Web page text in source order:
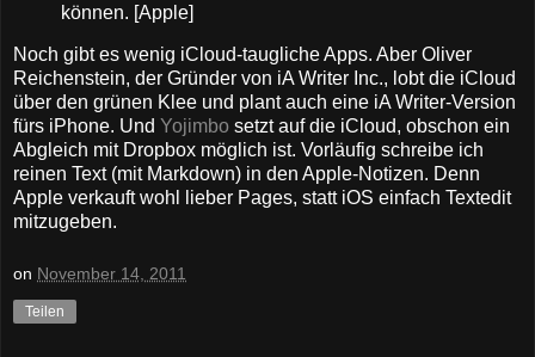
können. [Apple]
Noch gibt es wenig iCloud-taugliche Apps. Aber Oliver
Reichenstein, der Gründer von iA Writer Inc., lobt die iCloud
über den grünen Klee und plant auch eine iA Writer-Version
fürs iPhone. Und Yojimbo setzt auf die iCloud, obschon ein
Abgleich mit Dropbox möglich ist. Vorläufig schreibe ich
reinen Text (mit Markdown) in den Apple-Notizen. Denn
Apple verkauft wohl lieber Pages, statt iOS einfach Textedit
mitzugeben.
on November 14, 2011
Teilen